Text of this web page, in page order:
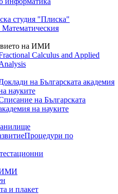
студия "Плиска"
Математическия
на ИМИ
Calculus and Applied
на Българската академия
науките
на Българската
на науките
Процедури по
ИМИ
и плакет